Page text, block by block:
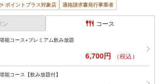
ポイントプラス対象店 適格請求書発行事業者
ン コース
能コース+プレミアム飲み放題
6,700円 （税込）
コース【飲み放題付】